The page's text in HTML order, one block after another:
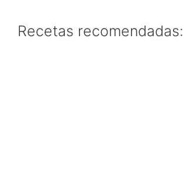
Recetas recomendadas: